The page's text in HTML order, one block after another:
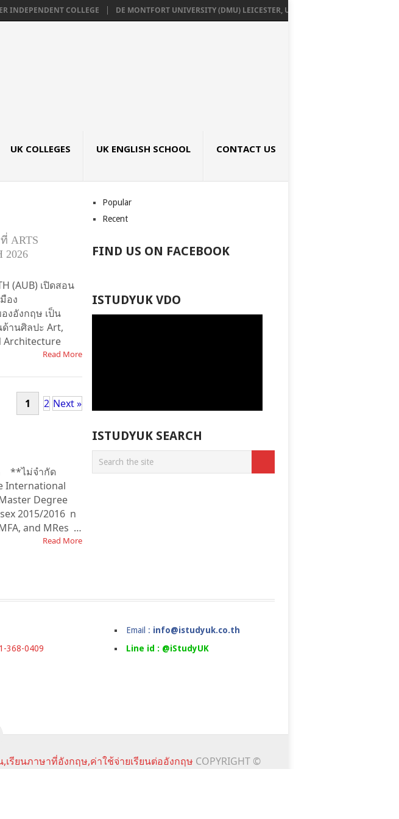
INDEPENDENT COLLEGE DE MONTFORT UNIVERSITY (DMU) LEICESTER, UK เรียนต่ออังกฤษ SEPTEMBER 2026
UK COLLEGES UK ENGLISH SCHOOL CONTACT US
ARTS
2026
(AUB) เปิดสอน
อง
งอังกฤษ เป็น
านศิลปะ Art,
Architecture
Read More
1 2 Next »
**ไม่จำกัด
International
Degree
2015/2016 n
and MRes …
Read More
Popular
Recent
FIND US ON FACEBOOK
ISTUDYUK VDO
ISTUDYUK SEARCH
368-0409
Email : info@istudyuk.co.th
Line id : @iStudyUK
รียนภาษาที่อังกฤษ,ค่าใช้จ่ายเรียนต่ออังกฤษ COPYRIGHT ©